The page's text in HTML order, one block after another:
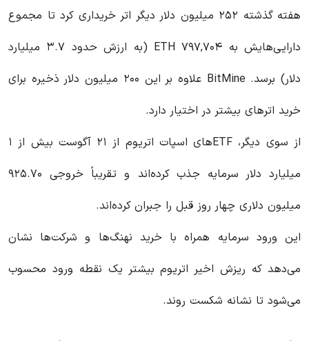
هفته گذشته ۲۵۲ میلیون دلار دیگر اتر خریداری کرد تا مجموع
دارایی‌هایش به ۷۹۷,۷۰۴ ETH (به ارزش حدود ۳.۷ میلیارد
دلار) برسد. BitMine علاوه بر این ۲۰۰ میلیون دلار ذخیره برای
خرید اترهای بیشتر در اختیار دارد.
از سوی دیگر، ETFهای اسپات اتریوم از ۲۱ آگوست بیش از ۱
میلیارد دلار سرمایه جذب کرده‌اند و تقریباً خروجی ۹۲۵.۷۰
میلیون دلاری چهار روز قبل را جبران کرده‌اند.
این ورود سرمایه همراه با خرید نهنگ‌ها و شرکت‌ها نشان
می‌دهد که ریزش اخیر اتریوم بیشتر یک نقطه ورود محسوب
می‌شود تا نشانه شکست روند.